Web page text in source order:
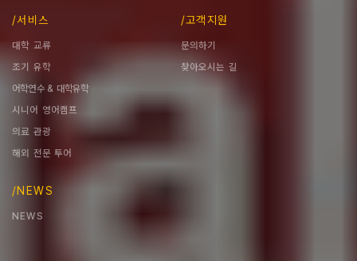
/서비스
대학 교류
조기 유학
어학연수 & 대학유학
시니어 영어캠프
의료 관광
해외 전문 투어
/고객지원
문의하기
찾아오시는 길
/NEWS
NEWS